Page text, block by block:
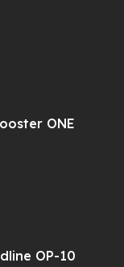
ONE
OP-10